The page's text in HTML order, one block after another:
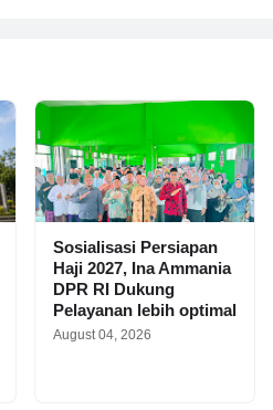
Sosialisasi Persiapan
Haji 2027, Ina Ammania
DPR RI Dukung
Pelayanan lebih optimal
August 04, 2026